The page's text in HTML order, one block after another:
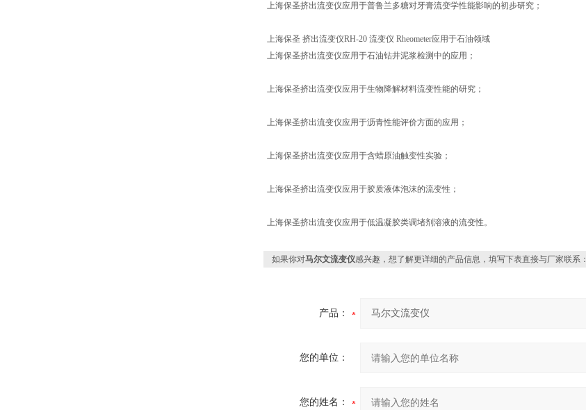
上海保圣挤出流变仪应用于普鲁兰多糖对牙膏流变学性能影响的初步研究；
上海保圣 挤出流变仪RH-20 流变仪 Rheometer应用于石油领域
上海保圣挤出流变仪应用于石油钻井泥浆检测中的应用；
上海保圣挤出流变仪应用于生物降解材料流变性能的研究；
上海保圣挤出流变仪应用于沥青性能评价方面的应用；
上海保圣挤出流变仪应用于含蜡原油触变性实验；
上海保圣挤出流变仪应用于胶质液体泡沫的流变性；
上海保圣挤出流变仪应用于低温凝胶类调堵剂溶液的流变性。
如果你对马尔文流变仪感兴趣，想了解更详细的产品信息，填写下表直接与厂家联系：
产品：
您的单位：
您的姓名：